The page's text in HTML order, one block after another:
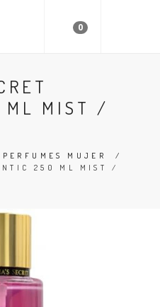
0
ML MIST /
PERFUMES MUJER
/
250 ML MIST /